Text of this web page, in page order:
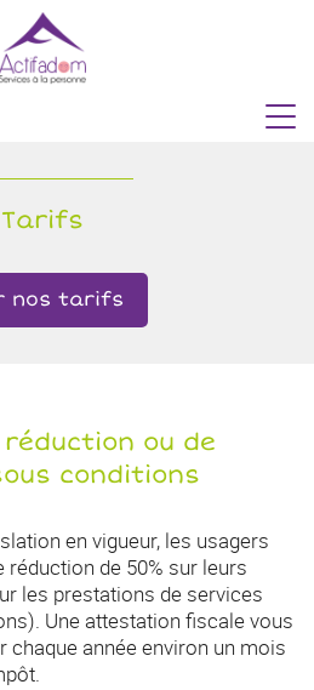
Tarifs
nos tarifs
ou de
conditions
en vigueur, les usagers
réduction de 50% sur leurs
les prestations de services
Une attestation fiscale vous
chaque année environ un mois